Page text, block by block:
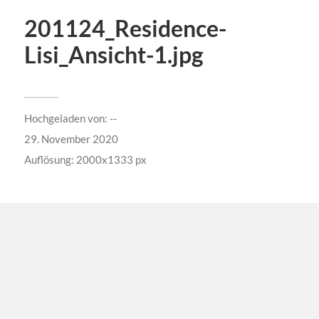
201124_Residence-
Lisi_Ansicht-1.jpg
Hochgeladen von: --
29. November 2020
Auflösung: 2000x1333 px